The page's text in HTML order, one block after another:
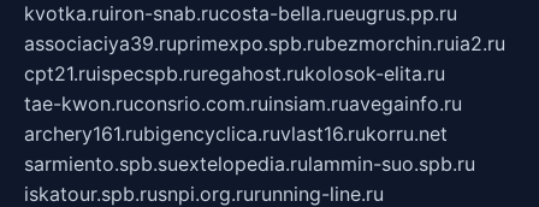
kvotka.ruiron-snab.rucosta-bella.rueugrus.pp.ru
associaciya39.ruprimexpo.spb.rubezmorchin.ruia2.ru
cpt21.ruispecspb.ruregahost.rukolosok-elita.ru
tae-kwon.ruconsrio.com.ruinsiam.ruavegainfo.ru
archery161.rubigencyclica.ruvlast16.rukorru.net
sarmiento.spb.suextelopedia.rulammin-suo.spb.ru
iskatour.spb.rusnpi.org.rurunning-line.ru